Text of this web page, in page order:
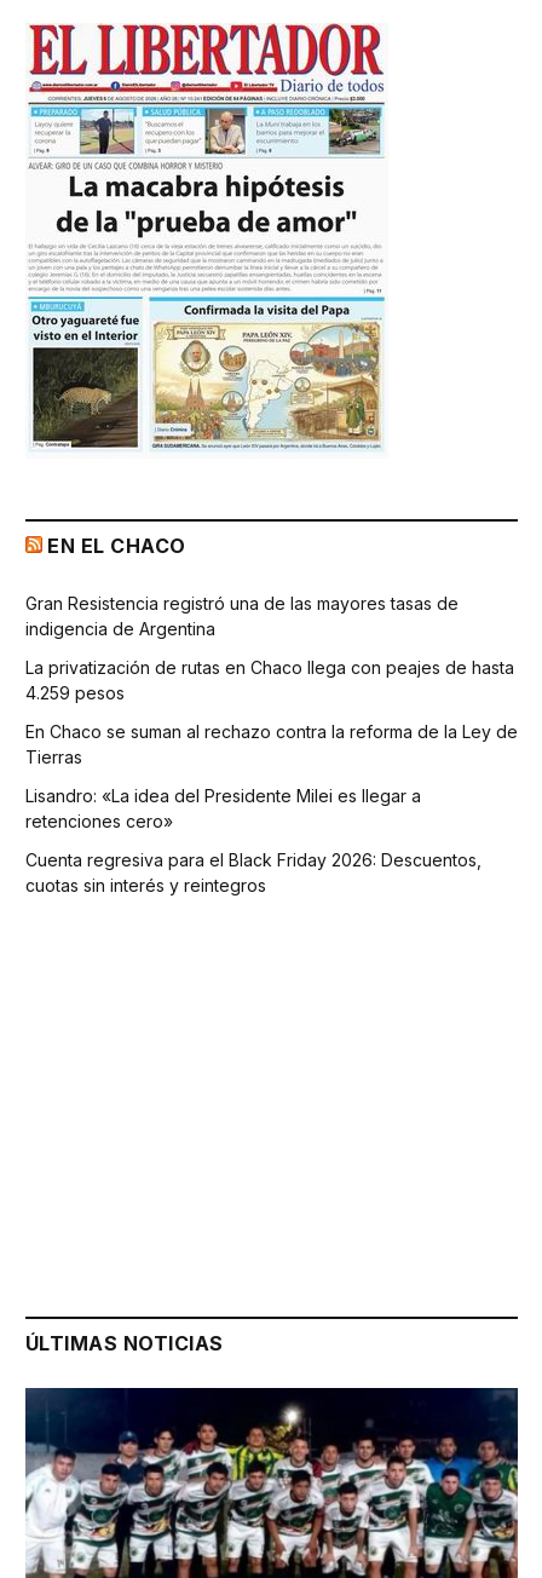
EN EL CHACO
Gran Resistencia registró una de las mayores tasas de
indigencia de Argentina
La privatización de rutas en Chaco llega con peajes de hasta
4.259 pesos
En Chaco se suman al rechazo contra la reforma de la Ley de
Tierras
Lisandro: «La idea del Presidente Milei es llegar a
retenciones cero»
Cuenta regresiva para el Black Friday 2026: Descuentos,
cuotas sin interés y reintegros
ÚLTIMAS NOTICIAS